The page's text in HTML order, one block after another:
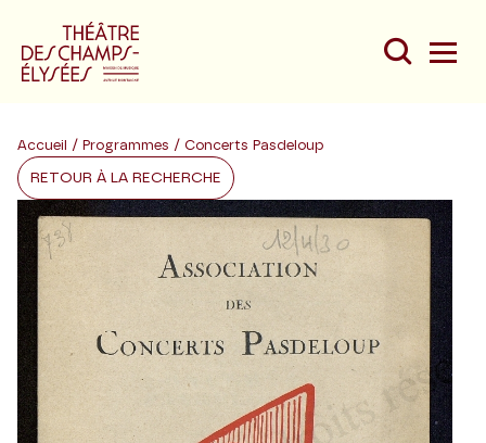
Du
Au
Accueil / Programmes / Concerts Pasdeloup
RETOUR À LA RECHERCHE